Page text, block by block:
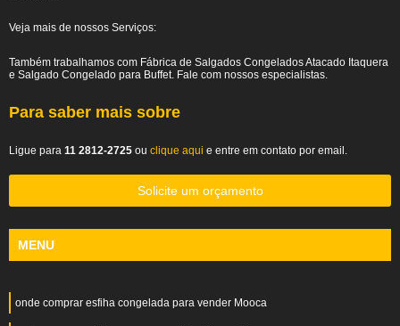
Veja mais de nossos Serviços:
Também trabalhamos com Fábrica de Salgados Congelados Atacado Itaquera
e Salgado Congelado para Buffet. Fale com nossos especialistas.
Para saber mais sobre
Ligue para 11 2812-2725 ou clique aqui e entre em contato por email.
Solicite um orçamento
MENU
onde comprar esfiha congelada para vender Mooca